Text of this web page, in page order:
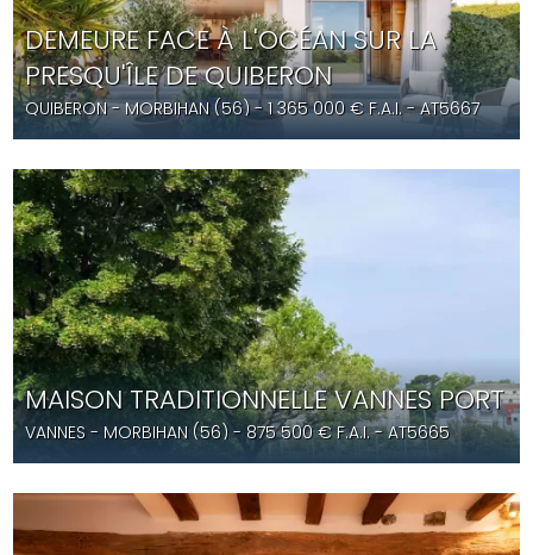
DEMEURE FACE À L'OCÉAN SUR LA
PRESQU'ÎLE DE QUIBERON
QUIBERON- MORBIHAN (56) -1 365 000€ F.A.I.- AT5667
MAISON TRADITIONNELLE VANNES PORT
VANNES - MORBIHAN (56) -875 500€ F.A.I.- AT5665